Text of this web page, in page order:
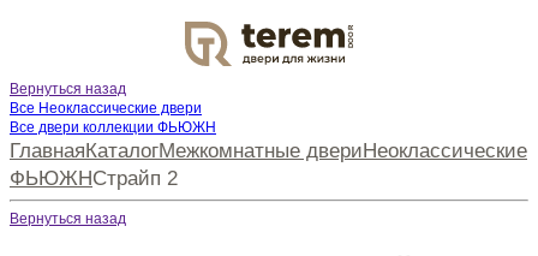
DOOR
Вернуться назад
Все Неоклассические двери
Все двери коллекции ФЬЮЖН
Главная КаталогМежкомнатные двери Неоклассические
ФЬЮЖНСтрайп 2
Вернуться назад